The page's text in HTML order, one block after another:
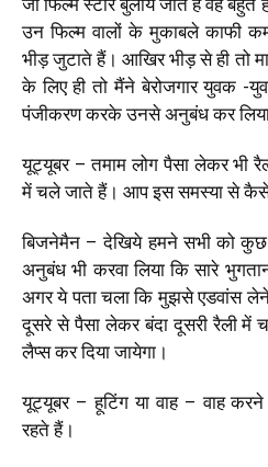
उन फिल्म वालों के मुकाबले काफी
भीड़ जुटाते हैं। आखिर भीड़ से ही तो
के लिए ही तो मैंने बेरोजगार युवक -
पंजीकरण करके उनसे अनुबंध कर
यूट्यूबर – तमाम लोग पैसा लेकर भी
में चले जाते हैं। आप इस समस्या से
बिजनेमैन – देखिये हमने सभी को
अनुबंध भी करवा लिया कि सारे
अगर ये पता चला कि मुझसे एडवांस
दूसरे से पैसा लेकर बंदा दूसरी रैली में
लैप्स कर दिया जायेगा।
यूट्यूबर – हूटिंग या वाह – वाह
रहते हैं।